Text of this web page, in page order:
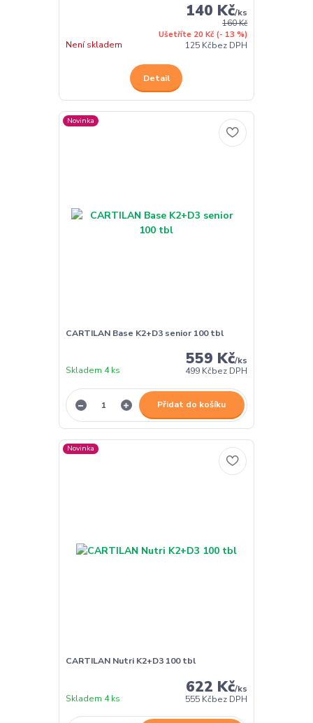
160 Kč
Ušetříte 20 Kč (- 13 %)
140 Kč/ks
125 Kčbez DPH
Není skladem
Detail
Novinka
CARTILAN Base K2+D3 senior 100 tbl
559 Kč/ks
499 Kčbez DPH
Skladem 4 ks
Přidat do košíku
Novinka
CARTILAN Nutri K2+D3 100 tbl
622 Kč/ks
555 Kčbez DPH
Skladem 4 ks